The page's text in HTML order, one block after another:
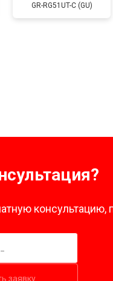
GR-RG51UT-C (GU)
консультацию,
заявку